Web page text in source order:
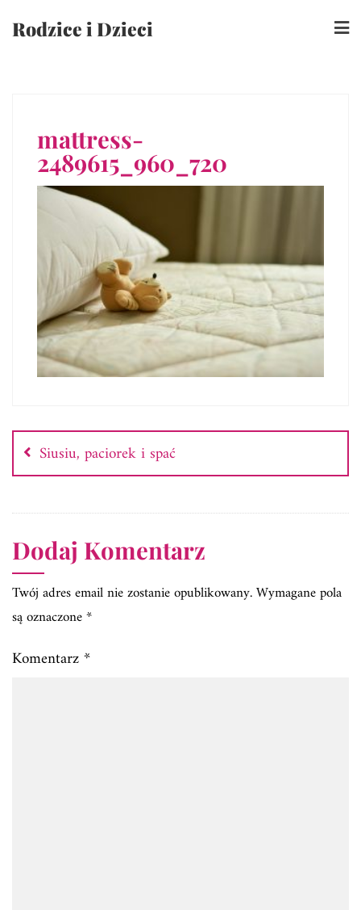
Rodzice i Dzieci
mattress-
2489615_960_720
Nawigacja
wpisu
Siusiu, paciorek i spać
Dodaj Komentarz
Twój adres email nie zostanie opublikowany.Wymagane pola
są oznaczone*
Komentarz*